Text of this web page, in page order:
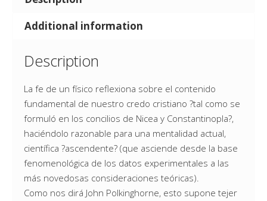
Additional information
Description
La fe de un físico reflexiona sobre el contenido
fundamental de nuestro credo cristiano ?tal como se
formuló en los concilios de Nicea y Constantinopla?,
haciéndolo razonable para una mentalidad actual,
científica ?ascendente? (que asciende desde la base
fenomenológica de los datos experimentales a las
más novedosas consideraciones teóricas).
Como nos dirá John Polkinghorne, esto supone tejer